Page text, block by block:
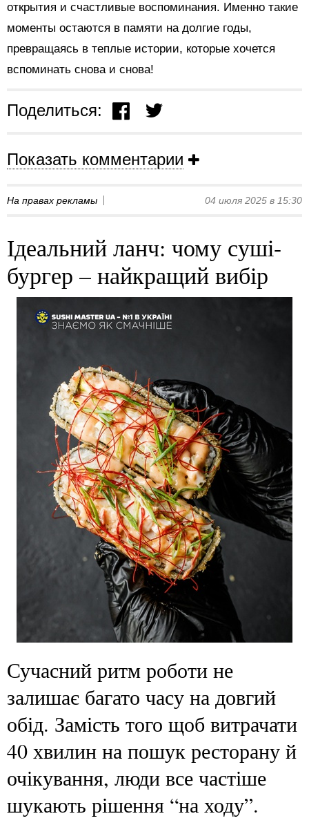
открытия и счастливые воспоминания. Именно такие
моменты остаются в памяти на долгие годы,
превращаясь в теплые истории, которые хочется
вспоминать снова и снова!
Поделиться:
Показать комментарии
На правах рекламы 04 июля 2025 в 15:30
Ідеальний ланч: чому суші-
бургер – найкращий вибір
Сучасний ритм роботи не
залишає багато часу на довгий
обід. Замість того щоб витрачати
40 хвилин на пошук ресторану й
очікування, люди все частіше
шукають рішення “на ходу”.